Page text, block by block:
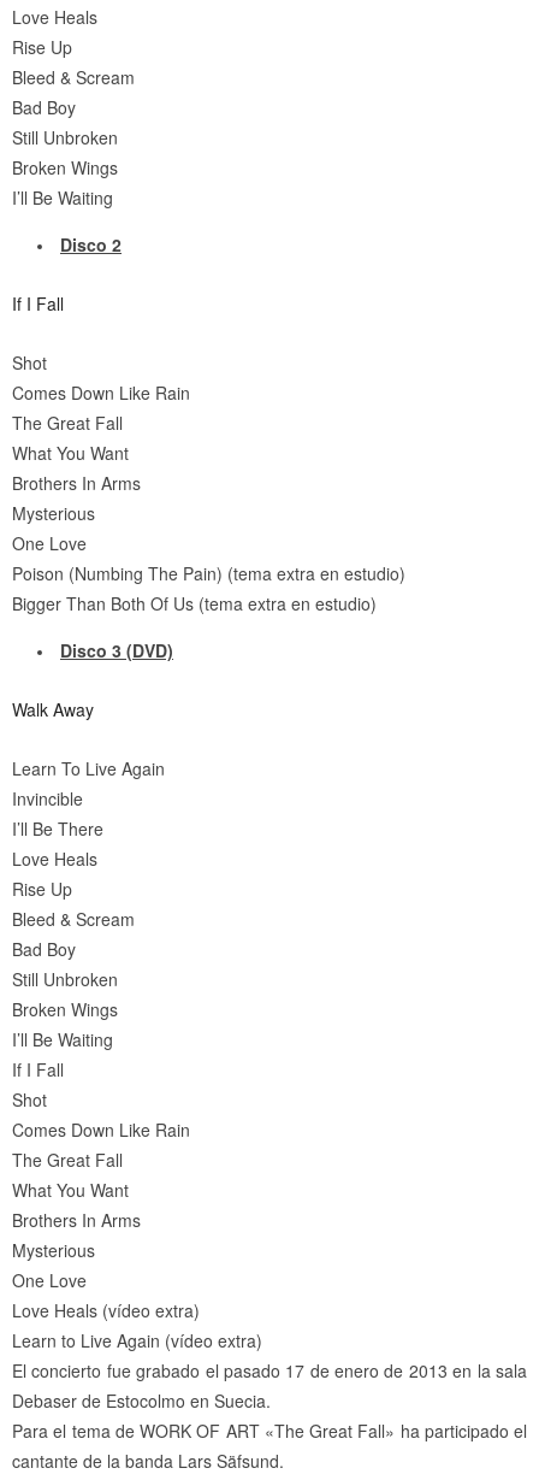
Love Heals
Rise Up
Bleed & Scream
Bad Boy
Still Unbroken
Broken Wings
I’ll Be Waiting
Disco 2
If I Fall
Shot
Comes Down Like Rain
The Great Fall
What You Want
Brothers In Arms
Mysterious
One Love
Poison (Numbing The Pain) (tema extra en estudio)
Bigger Than Both Of Us (tema extra en estudio)
Disco 3 (DVD)
Walk Away
Learn To Live Again
Invincible
I’ll Be There
Love Heals
Rise Up
Bleed & Scream
Bad Boy
Still Unbroken
Broken Wings
I’ll Be Waiting
If I Fall
Shot
Comes Down Like Rain
The Great Fall
What You Want
Brothers In Arms
Mysterious
One Love
Love Heals (vídeo extra)
Learn to Live Again (vídeo extra)
El concierto fue grabado el pasado 17 de enero de 2013 en la sala
Debaser de Estocolmo en Suecia.
Para el tema de WORK OF ART «The Great Fall» ha participado el
cantante de la banda Lars Säfsund.